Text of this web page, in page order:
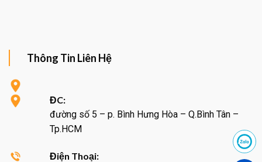
Thông Tin Liên Hệ
ĐC:
đường số 5 – p. Bình Hưng Hòa – Q.Bình Tân –
Tp.HCM
Điện Thoại: